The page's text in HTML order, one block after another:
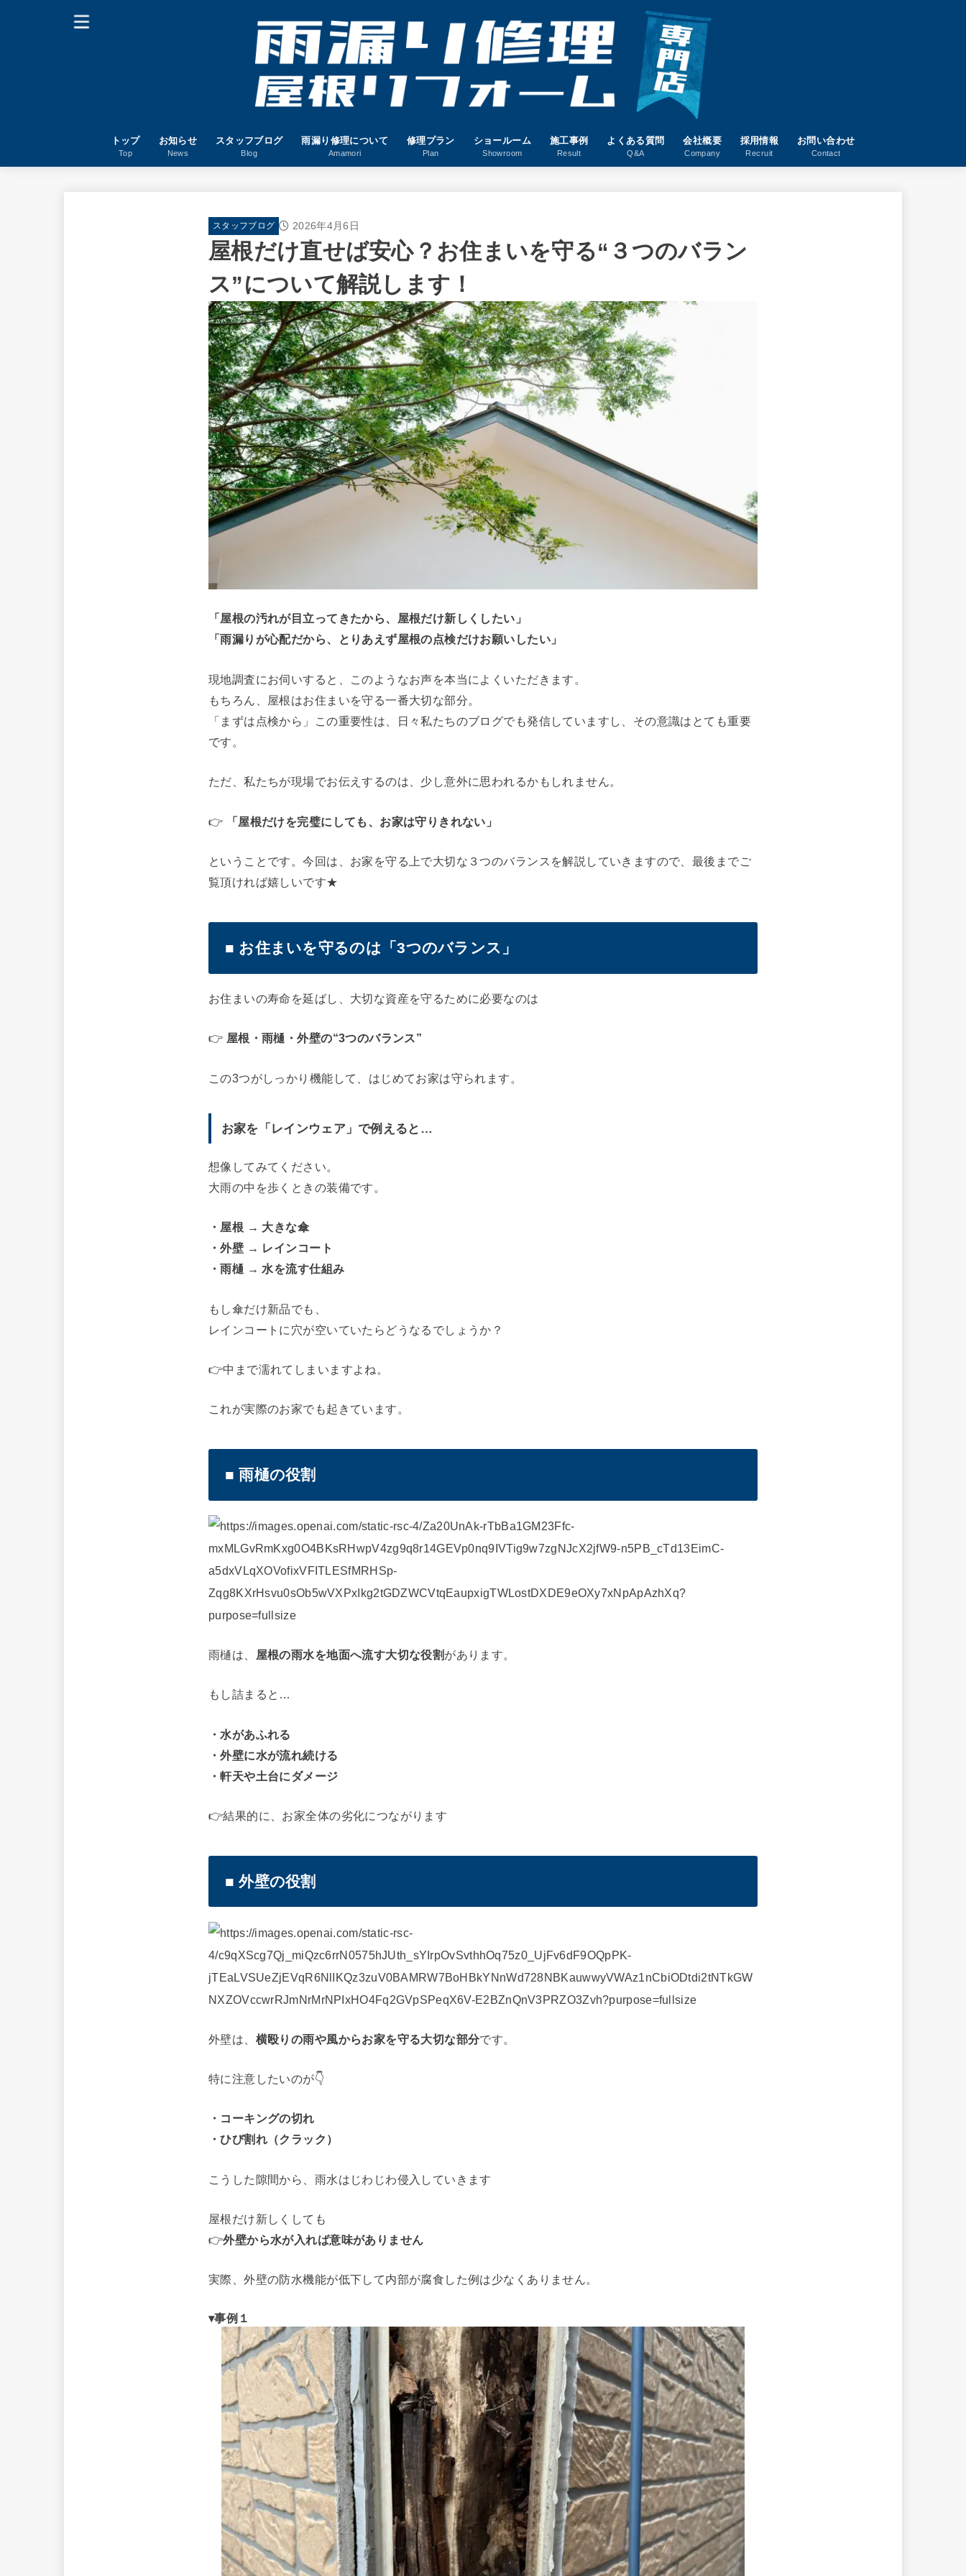
トップ
Top
お知らせ
News
スタッフブログ
Blog
雨漏り修理について
Amamori
修理プラン
Plan
ショールーム
Showroom
施工事例
Result
よくある質問
Q&A
会社概要
Company
採用情報
Recruit
お問い合わせ
Contact
スタッフブログ 2026年4月6日
屋根だけ直せば安心？お住まいを守る“３つのバラン
ス”について解説します！
「屋根の汚れが目立ってきたから、屋根だけ新しくしたい」
「雨漏りが心配だから、とりあえず屋根の点検だけお願いしたい」
現地調査にお伺いすると、このようなお声を本当によくいただきます。
もちろん、屋根はお住まいを守る一番大切な部分。
「まずは点検から」この重要性は、日々私たちのブログでも発信していますし、その意識はとても重要
です。
ただ、私たちが現場でお伝えするのは、少し意外に思われるかもしれません。
👉 「屋根だけを完璧にしても、お家は守りきれない」
ということです。今回は、お家を守る上で大切な３つのバランスを解説していきますので、最後までご
覧頂ければ嬉しいです★
■ お住まいを守るのは「3つのバランス」
お住まいの寿命を延ばし、大切な資産を守るために必要なのは
👉 屋根・雨樋・外壁の“3つのバランス”
この3つがしっかり機能して、はじめてお家は守られます。
お家を「レインウェア」で例えると…
想像してみてください。
大雨の中を歩くときの装備です。
・屋根 → 大きな傘
・外壁 → レインコート
・雨樋 → 水を流す仕組み
もし傘だけ新品でも、
レインコートに穴が空いていたらどうなるでしょうか？
👉中まで濡れてしまいますよね。
これが実際のお家でも起きています。
■ 雨樋の役割
雨樋は、 屋根の雨水を地面へ流す大切な役割があります。
もし詰まると…
・水があふれる
・外壁に水が流れ続ける
・軒天や土台にダメージ
👉結果的に、お家全体の劣化につながります
■ 外壁の役割
外壁は、 横殴りの雨や風からお家を守る大切な部分です。
特に注意したいのが👇
・コーキングの切れ
・ひび割れ（クラック）
こうした隙間から、雨水はじわじわ侵入していきます
屋根だけ新しくしても
👉外壁から水が入れば意味がありません
実際、外壁の防水機能が低下して内部が腐食した例は少なくありません。
▾事例１